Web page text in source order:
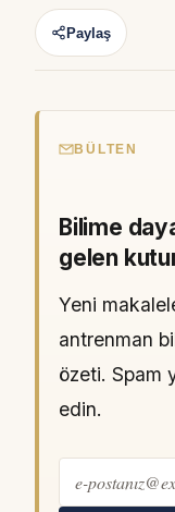
Paylaş
BÜLTEN
Bilime
gelen
Yeni
antrenman
özeti. Spam
edin.